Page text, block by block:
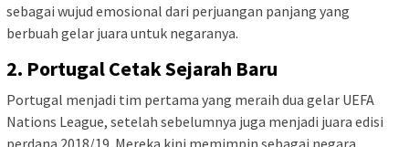
sebagai wujud emosional dari perjuangan panjang yang
berbuah gelar juara untuk negaranya.
2. Portugal Cetak Sejarah Baru
Portugal menjadi tim pertama yang meraih dua gelar UEFA
Nations League, setelah sebelumnya juga menjadi juara edisi